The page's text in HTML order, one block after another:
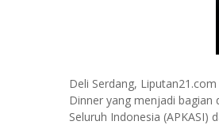
Deli Serdang,
Dinner yang menjadi bagian
Seluruh Indonesia (APKASI)